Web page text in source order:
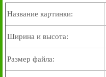
Название картинки:
Ширина и высота:
Размер файла: